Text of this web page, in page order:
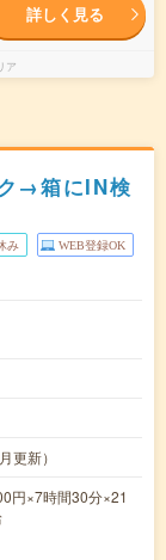
詳しく見る
ア
→箱にIN検
み WEB登録OK
更新）
円×7時間30分×21